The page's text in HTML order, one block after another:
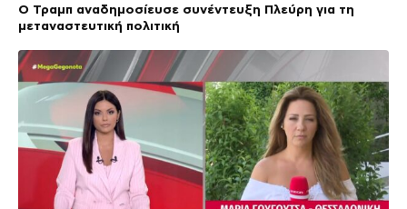
Ο Τραμπ αναδημοσίευσε συνέντευξη Πλεύρη για τη
μεταναστευτική πολιτική